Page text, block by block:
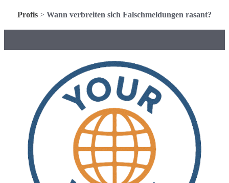
Profis > Wann verbreiten sich Falschmeldungen rasant?